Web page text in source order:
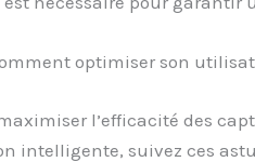
optimiser son
l’efficacité des
intelligente, suivez ces